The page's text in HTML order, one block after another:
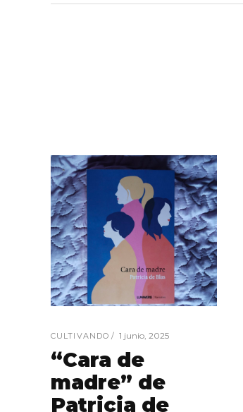
CULTIVANDO 1 junio, 2025
“Cara de
madre” de
Patricia de